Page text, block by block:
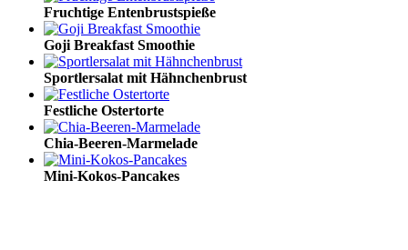
Fruchtige Entenbrustspieße
Goji Breakfast Smoothie
Sportlersalat mit Hähnchenbrust
Festliche Ostertorte
Chia-Beeren-Marmelade
Mini-Kokos-Pancakes